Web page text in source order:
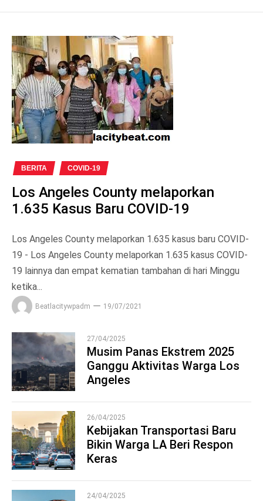
BERITA COVID-19
Los Angeles County melaporkan
1.635 Kasus Baru COVID-19
Los Angeles County melaporkan 1.635 kasus baru COVID-
19 - Los Angeles County melaporkan 1.635 kasus COVID-
19 lainnya dan empat kematian tambahan di hari Minggu
ketika...
Beatlacitywpadm 19/07/2021
1
27/04/2025
Musim Panas Ekstrem 2025
Ganggu Aktivitas Warga Los
Angeles
2
26/04/2025
Kebijakan Transportasi Baru
Bikin Warga LA Beri Respon
Keras
24/04/2025